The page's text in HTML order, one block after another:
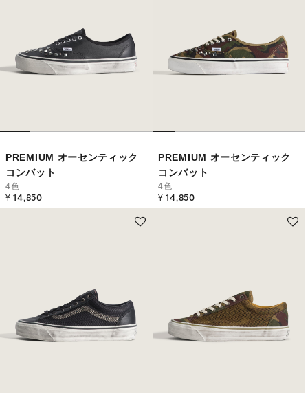
PREMIUM オーセンティック
コンバット
4色
¥ 14,850
PREMIUM オーセンティック
コンバット
4色
¥ 14,850